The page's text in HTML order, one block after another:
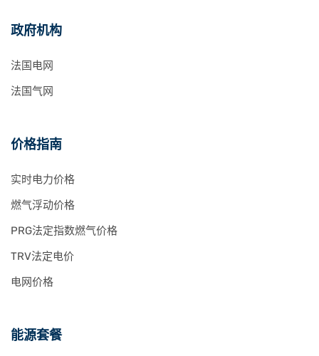
政府机构
法国电网
法国气网
价格指南
实时电力价格
燃气浮动价格
PRG法定指数燃气价格
TRV法定电价
电网价格
能源套餐